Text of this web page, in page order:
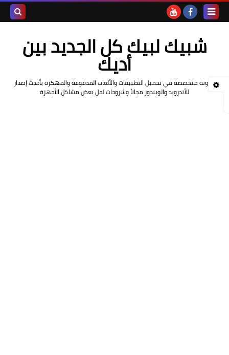
المدونةشبيك لبيك كل الجديد بين
أديك
مدونة متخصصة في تحميل التطبيقات والألعاب المدفوعة والمهكرة بأحدث إصدار
للأندرويد والويندوز مجاناً وشروحات لحل بعض مشاكل الأجهزة